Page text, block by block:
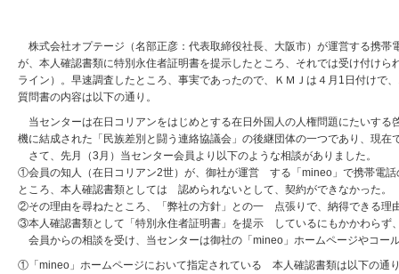
株式会社オプテージ（名部正彦：代表取締役社長、大阪市）が運営する携
が、本人確認書類に特別永住者証明書を提示したところ、それでは受け付け
ライン）。早速調査したところ、事実であったので、ＫＭＪは４月1日付けで
質問書の内容は以下の通り。
当センターは在日コリアンをはじめとする在日外国人の人権問題にたいす
機に結成された「民族差別と闘う連絡協議会」の後継団体の一つであり、現
さて、先月（3月）当センター会員より以下のような相談がありました。
①会員の知人（在日コリアン2世）が、御社が運営 する「mineo」で携帯電
ところ、本人確認書類としては 認められないとして、契約ができなかった。
②その理由を尋ねたところ、「弊社の方針」との一 点張りで、納得できる理
③本人確認書類として「特別永住者証明書」を提示 しているにもかかわら
会員からの相談を受け、当センターは御社の「mineo」ホームページやコー
①「mineo」ホームページにおいて指定されている 本人確認書類は以下の通